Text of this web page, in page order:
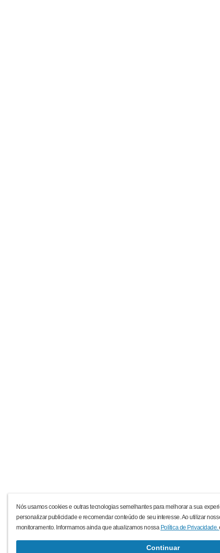
Nós usamos cookies e outras tecnologias semelhantes para melhorar a sua
personalizar publicidade e recomendar conteúdo de seu interesse. Ao utilizar
monitoramento. Informamos ainda que atualizamos nossa Política de Privacidade.
Continuar